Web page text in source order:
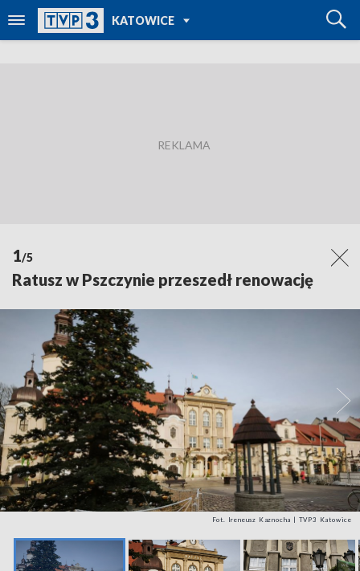
KATOWICE
TVP REGIONY
1/5
Ratusz w Pszczynie przeszedł renowację
Fot. Ireneusz Kaznocha | TVP3 Katowice